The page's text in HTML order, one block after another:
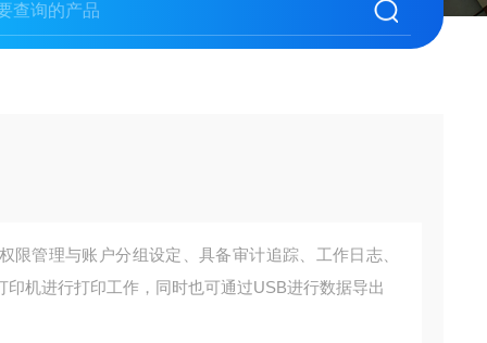
限管理与账户分组设定、具备审计追踪、工作日志、
机进行打印工作，同时也可通过USB进行数据导出